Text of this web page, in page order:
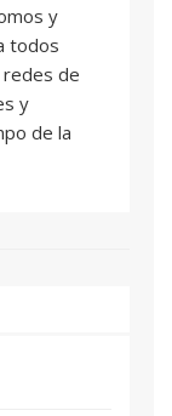
y
todos
de
y
de la